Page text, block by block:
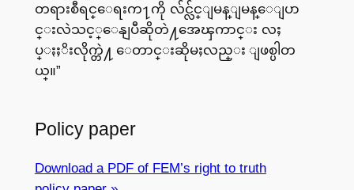
တရားစီရင္ေရးက႑ကို လ်င္လ်င္ျမန္ျမန္ေျပာ
င္းလဲသင့္ေနျပီဆိုတဲ႔အေၾကာင္း လႈ
ပ္ႏႈိးလိုက္တဲ႔ ေတာင္းဆိုမႈလည္း ျဖစ္ပါတ
ယ္။”
Policy paper
Download a PDF of FEM’s right to truth